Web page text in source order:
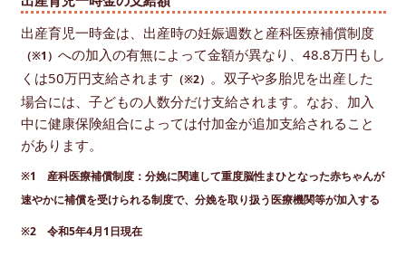
出産育児一時金は、出産時の妊娠週数と産科医療補償制度
（※1） への加入の有無によって金額が異なり、48.8万円もし
くは50万円支給されます （※2） 。双子や多胎児を出産した
場合には、子どもの人数分だけ支給されます。なお、加入
中に健康保険組合によっては付加金が追加支給されること
があります。
※1 産科医療補償制度：分娩に関連して重度脳性まひとなった赤ちゃんが
速やかに補償を受けられる制度で、分娩を取り扱う医療機関等が加入する
※2 令和5年4月1日現在